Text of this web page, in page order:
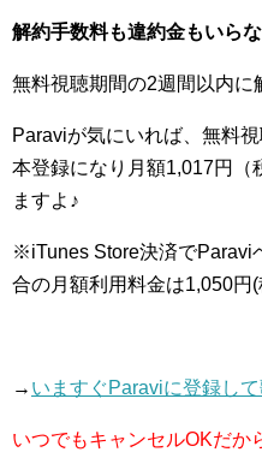
解約手数料も違約金もいら
無料視聴期間の2週間以内に
Paraviが気にいれば、無料
本登録になり月額1,017円（
ますよ♪
※iTunes Store決済でParavi
合の月額利用料金は1,050円
→ いますぐParaviに登録し
いつでもキャンセルOKだか